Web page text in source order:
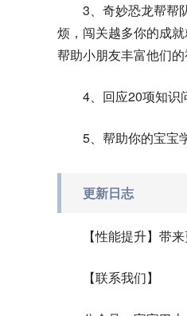
3、奇妙恐龙帮帮
烦，闯关越多你的成
帮助小朋友丰富他们
4、回应20项知识
5、帮助你的宝宝
更新日志
【性能提升】带
【联系我们】